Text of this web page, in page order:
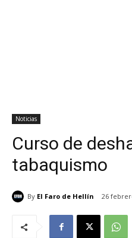
Noticias
Curso de
tabaquismo
By El Faro de Hellín 26